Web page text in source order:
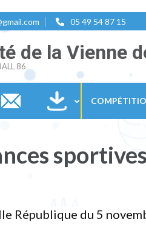
05 49 54 87 15
de la Vienne
86
sportives
République du 5